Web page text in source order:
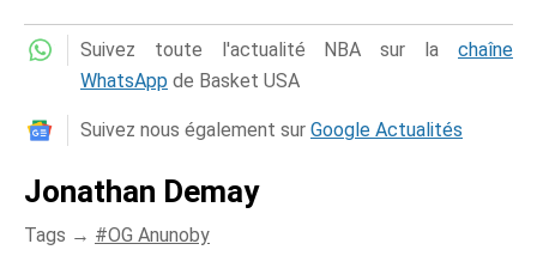
Suivez toute l'actualité NBA sur la chaîne
WhatsApp de Basket USA
Suivez nous également sur Google Actualités
Jonathan Demay
Tags → OG Anunoby